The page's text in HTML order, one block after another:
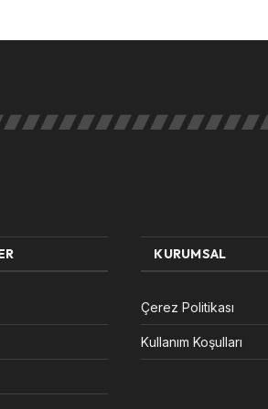
KURUMSAL
Çerez Politikası
Kullanım Koşulları